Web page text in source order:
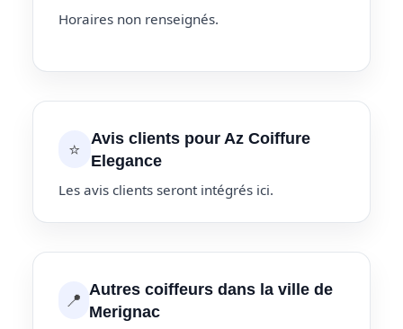
Horaires non renseignés.
⭐
Avis clients pour Az Coiffure
Elegance
Les avis clients seront intégrés ici.
📍 Autres coiffeurs dans la ville de
Merignac